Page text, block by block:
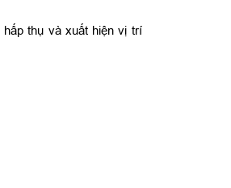
thụ và xuất hiện vị trí